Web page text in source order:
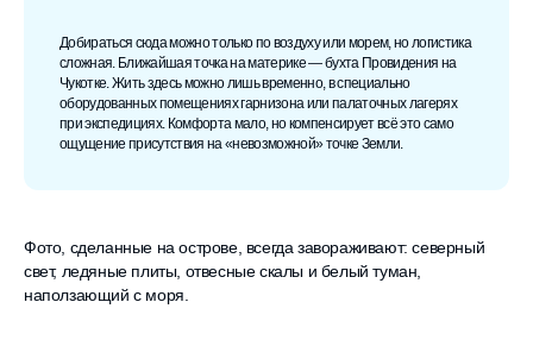
Добираться сюда можно только по воздуху или морем, но логистика
сложная. Ближайшая точка на материке — бухта Провидения на
Чукотке. Жить здесь можно лишь временно, в специально
оборудованных помещениях гарнизона или палаточных лагерях
при экспедициях. Комфорта мало, но компенсирует всё это само
ощущение присутствия на «невозможной» точке Земли.
Фото, сделанные на острове, всегда завораживают: северный
свет, ледяные плиты, отвесные скалы и белый туман,
наползающий с моря.